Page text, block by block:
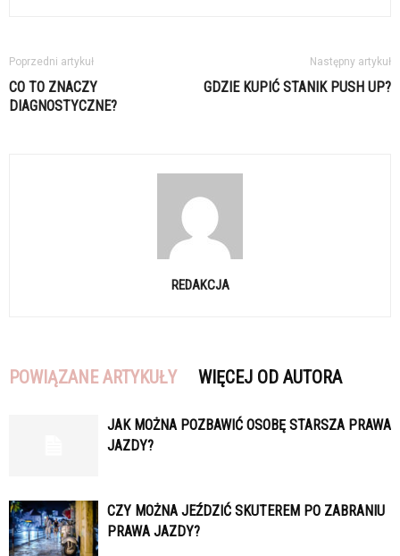
Poprzedni artykuł
CO TO ZNACZY
DIAGNOSTYCZNE?
Następny artykuł
GDZIE KUPIĆ STANIK PUSH UP?
REDAKCJA
POWIĄZANE ARTYKUŁY WIĘCEJ OD AUTORA
JAK MOŻNA POZBAWIĆ OSOBĘ STARSZA PRAWA
JAZDY?
CZY MOŻNA JEŹDZIĆ SKUTEREM PO ZABRANIU
PRAWA JAZDY?